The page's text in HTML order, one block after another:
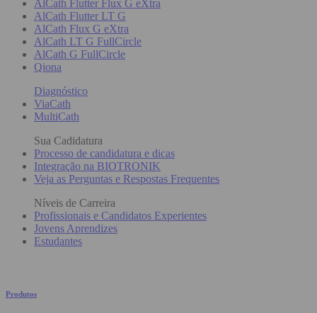
AlCath Flutter Flux G eXtra
AlCath Flutter LT G
AlCath Flux G eXtra
AlCath LT G FullCircle
AlCath G FullCircle
Qiona
Diagnóstico
ViaCath
MultiCath
Sua Cadidatura
Processo de candidatura e dicas
Integração na BIOTRONIK
Veja as Perguntas e Respostas Frequentes
Níveis de Carreira
Profissionais e Candidatos Experientes
Jovens Aprendizes
Estudantes
Produtos